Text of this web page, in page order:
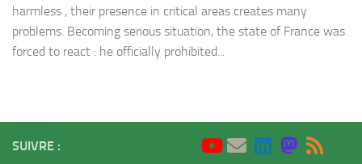
harmless , their presence in critical areas creates many
problems. Becoming serious situation, the state of France was
forced to react : he officially prohibited...
SUIVRE :